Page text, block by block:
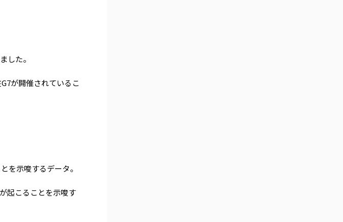
した。
が開催されているこ
を示唆するデータ。
起こることを示唆す